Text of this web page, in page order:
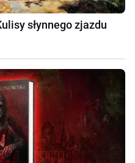
słynnego zjazdu